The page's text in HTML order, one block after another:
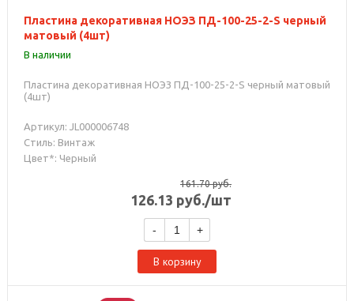
Пластина декоративная НОЭЗ ПД-100-25-2-S черный
матовый (4шт)
В наличии
Пластина декоративная НОЭЗ ПД-100-25-2-S черный матовый
(4шт)
Артикул: JL000006748
Стиль: Винтаж
Цвет*: Черный
161.70руб.
126.13 руб./шт
- +
В корзину